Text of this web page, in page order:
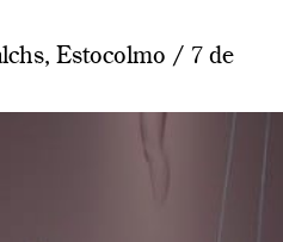
Estocolmo / 7 de